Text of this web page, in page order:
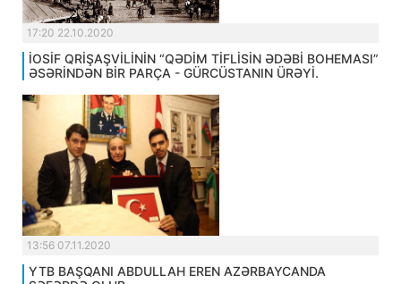
17:20 22.10.2020
İOSİF QRİŞAŞVİLİNİN “QƏDİM TİFLİSİN ƏDƏBİ BOHEMASI”
ƏSƏRİNDƏN BİR PARÇA - GÜRCÜSTANIN ÜRƏYİ.
13:56 07.11.2020
YTB BAŞQANI ABDULLAH EREN AZƏRBAYCANDA